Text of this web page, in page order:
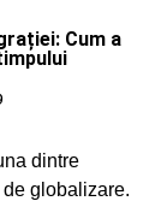
Cum a
dintre
globalizare.